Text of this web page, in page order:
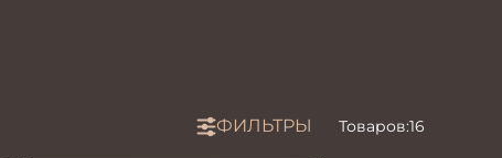
ФИЛЬТРЫ Товаров:16